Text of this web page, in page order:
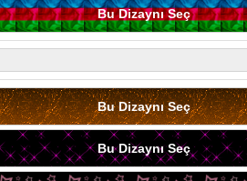
Bu Dizaynı Seç
Bu Dizaynı Seç
Bu Dizaynı Seç